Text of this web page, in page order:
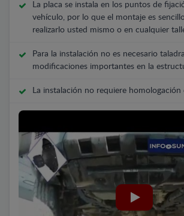
La placa se instala en los puntos de
vehículo, por lo que el montaje es
realizarlo usted mismo o en cualquier
Para la instalación no es necesario
modificaciones importantes en la
La instalación no requiere homologación